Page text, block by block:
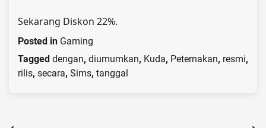
Sekarang Diskon 22%.
Posted in Gaming
Tagged dengan, diumumkan, Kuda, Peternakan, resmi,
rilis, secara, Sims, tanggal